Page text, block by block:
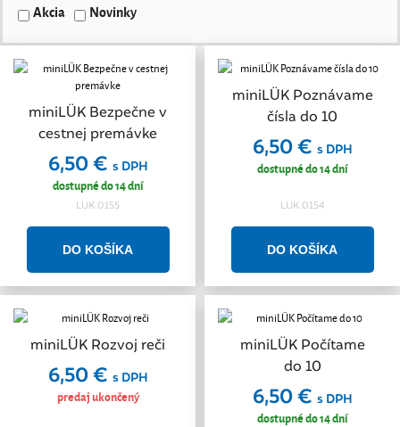
Akcia Novinky
miniLÜK Bezpečne v
cestnej premávke
6,50 € s DPH
dostupné do 14 dní
LUK.0155
miniLÜK Poznávame
čísla do 10
6,50 € s DPH
dostupné do 14 dní
LUK.0154
miniLÜK Rozvoj reči
6,50 € s DPH
predaj ukončený
miniLÜK Počítame
do 10
6,50 € s DPH
dostupné do 14 dní